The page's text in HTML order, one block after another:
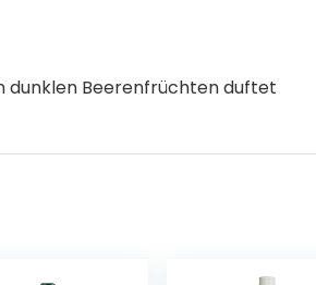
dunklen Beerenfrüchten duftet